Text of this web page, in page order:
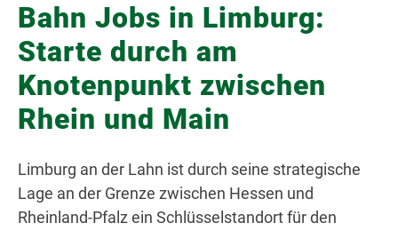
Bahn Jobs in Limburg:
Starte durch am
Knotenpunkt zwischen
Rhein und Main
Limburg an der Lahn ist durch seine strategische
Lage an der Grenze zwischen Hessen und
Rheinland-Pfalz ein Schlüsselstandort für den